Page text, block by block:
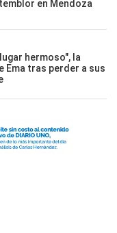
en Mendoza
hermoso", la
Ema tras perder a sus